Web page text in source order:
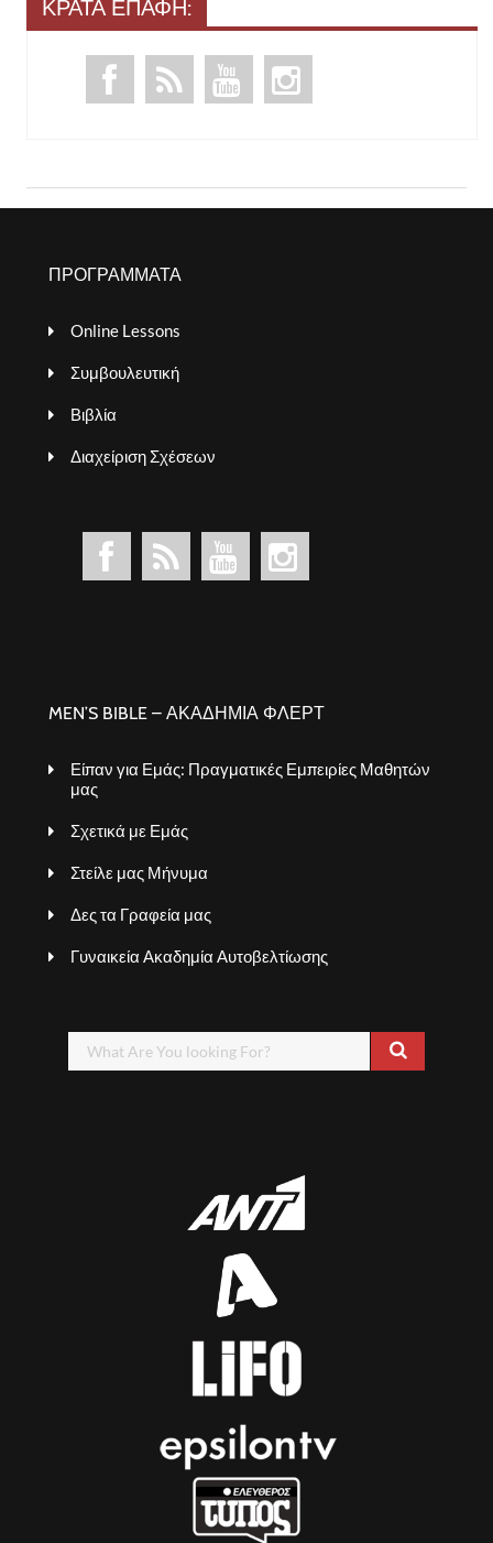
ΚΡΑΤΑ ΕΠΑΦΗ:
ΠΡΟΓΡΑΜΜΑΤΑ
Online Lessons
Συμβουλευτική
Βιβλία
Διαχείριση Σχέσεων
MEN’S BIBLE – ΑΚΑΔΗΜΙΑ ΦΛΕΡΤ
Είπαν για Εμάς: Πραγματικές Εμπειρίες Μαθητών
μας
Σχετικά με Εμάς
Στείλε μας Μήνυμα
Δες τα Γραφεία μας
Γυναικεία Ακαδημία Αυτοβελτίωσης